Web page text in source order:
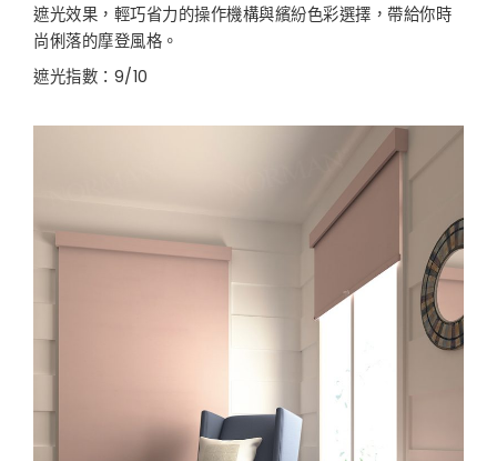
遮光效果，輕巧省力的操作機構與繽紛色彩選擇，帶給你時
尚俐落的摩登風格。
遮光指數：9/10